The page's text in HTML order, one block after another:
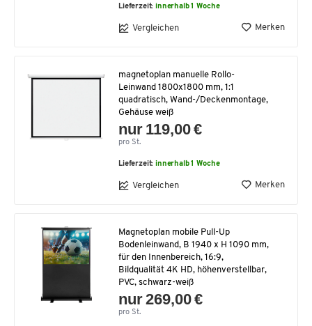
Lieferzeit:innerhalb 1 Woche
Vergleichen Merken
magnetoplan manuelle Rollo-
Leinwand 1800x1800 mm, 1:1
quadratisch, Wand-/Deckenmontage,
Gehäuse weiß
nur 119,00 €
pro St.
Lieferzeit:innerhalb 1 Woche
Vergleichen Merken
Magnetoplan mobile Pull-Up
Bodenleinwand, B 1940 x H 1090 mm,
für den Innenbereich, 16:9,
Bildqualität 4K HD, höhenverstellbar,
PVC, schwarz-weiß
nur 269,00 €
pro St.